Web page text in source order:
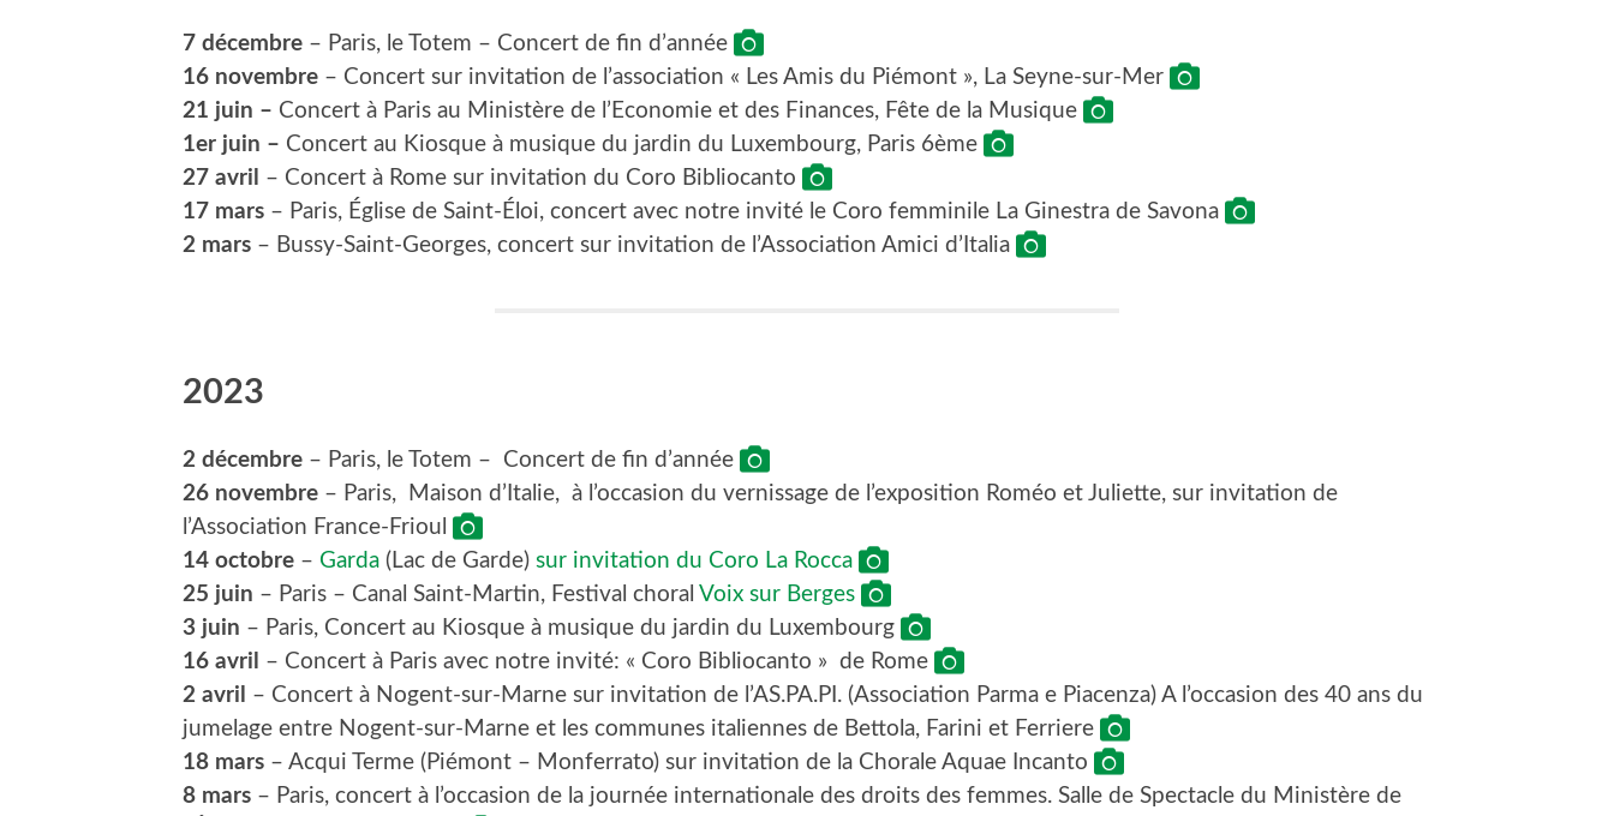
7 décembre – Paris, le Totem – Concert de fin d’année
16 novembre – Concert sur invitation de l’association « Les Amis du Piémont », La Seyne-sur-Mer
21 juin – Concert à Paris au Ministère de l’Economie et des Finances, Fête de la Musique
1er juin – Concert au Kiosque à musique du jardin du Luxembourg, Paris 6ème
27 avril
– Concert à Rome sur invitation du Coro Bibliocanto
17 mars – Paris, Église de Saint-Éloi, concert avec notre invité le Coro femminile La Ginestra de Savona
2 mars – Bussy-Saint-Georges, concert sur invitation de l’Association Amici d’Italia
2023
2 décembre – Paris, le Totem – Concert de fin d’année
26 novembre – Paris, Maison d’Italie, à l’occasion du vernissage de l’exposition Roméo et Juliette, sur invitation de
l’Association France-Frioul
14 octobre – Garda (Lac de Garde) sur invitation du Coro La Rocca
25 juin – Paris – Canal Saint-Martin, Festival choral Voix sur Berges
3 juin – Paris, Concert au Kiosque à musique du jardin du Luxembourg
16 avril
– Concert à Paris avec notre invité: « Coro Bibliocanto » de Rome
2 avril
– Concert à Nogent-sur-Marne sur invitation de l’AS.PA.PI. (Association Parma e Piacenza) A l’occasion des 40 ans du
jumelage entre Nogent-sur-Marne et les communes italiennes de Bettola, Farini et Ferriere
18 mars – Acqui Terme (Piémont – Monferrato) sur invitation de la Chorale Aquae Incanto
8 mars – Paris, concert à l’occasion de la journée internationale des droits des femmes. Salle de Spectacle du Ministère de